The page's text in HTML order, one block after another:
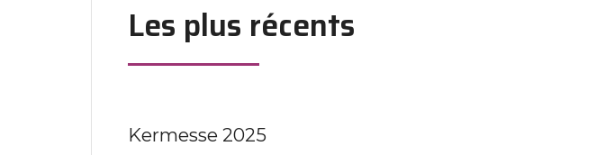
Les plus récents
Kermesse 2025